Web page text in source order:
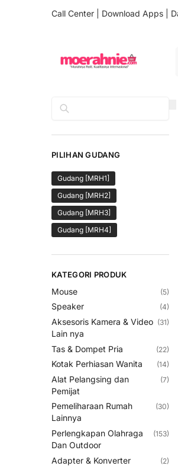
Call Center Download Apps
PILIHAN GUDANG
Gudang [MRH1]
Gudang [MRH2]
Gudang [MRH3]
Gudang [MRH4]
KATEGORI PRODUK
Mouse (5)
Speaker (4)
Aksesoris Kamera & Video
Lain nya
(31)
Tas & Dompet Pria (22)
Kotak Perhiasan Wanita (14)
Alat Pelangsing dan
Pemijat
(7)
Pemeliharaan Rumah
Lainnya
(30)
Perlengkapan Olahraga
Dan Outdoor
(153)
Adapter & Konverter
(2)